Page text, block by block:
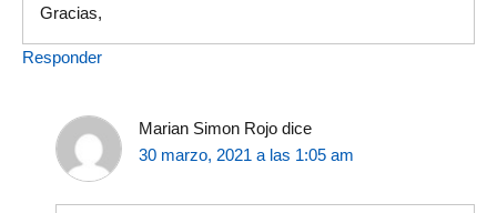
Gracias,
Responder
Marian Simon Rojo dice
30 marzo, 2021 a las 1:05 am